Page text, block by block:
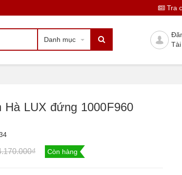
Tra
Danh mục
Tài
Hà LUX đứng 1000F960
Còn hàng